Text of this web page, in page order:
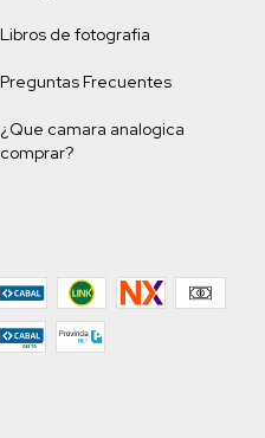
Libros de fotografia
Preguntas Frecuentes
¿Que camara analogica
comprar?